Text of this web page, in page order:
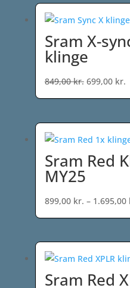
Sram X-
klinge
849,00kr. Den
var:
849,00 kr..
699,00 kr.
Sram Red
MY25
899,00 kr. – 1.695,00
Sram Red